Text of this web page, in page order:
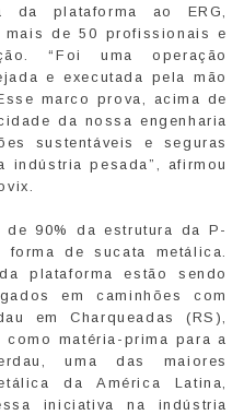
da plataforma ao ERG,
mais de 50 profissionais e
“Foi uma operação
e executada pela mão
marco prova, acima de
da nossa engenharia
sustentáveis e seguras
pesada”, afirmou
90% da estrutura da P-
de sucata metálica.
plataforma estão sendo
em caminhões com
em Charqueadas (RS),
matéria-prima para a
uma das maiores
da América Latina,
iniciativa na indústria